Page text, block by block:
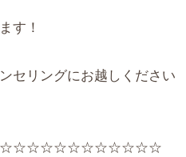
す！
セリングにお越しください